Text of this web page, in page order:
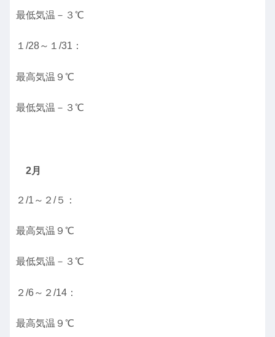
最低気温－３℃
１/28～１/31：
最高気温９℃
最低気温－３℃
2月
２/1～２/５：
最高気温９℃
最低気温－３℃
２/6～２/14：
最高気温９℃